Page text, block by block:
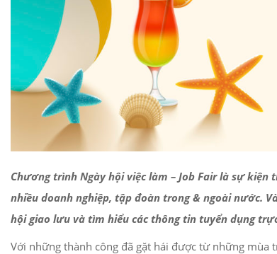
Chương trình Ngày hội việc làm – Job Fair là sự
nhiều doanh nghiệp, tập đoàn trong & ngoài nước.
hội giao lưu và tìm hiểu các thông tin tuyển dụng
Với những thành công đã gặt hái được từ những mùa